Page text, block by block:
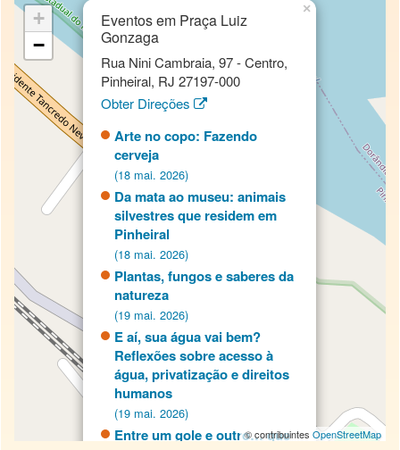
Eventos em Praça Luiz
Gonzaga
Rua Nini Cambraia, 97 - Centro,
Pinheiral, RJ 27197-000
Obter Direções
Arte no copo: Fazendo
cerveja
(18 mai. 2026)
Da mata ao museu: animais
silvestres que residem em
Pinheiral
(18 mai. 2026)
Plantas, fungos e saberes da
natureza
(19 mai. 2026)
E aí, sua água vai bem?
Reflexões sobre acesso à
água, privatização e direitos
humanos
(19 mai. 2026)
Entre um gole e outro… que
×
+
−
© contribuintes OpenStreetMap